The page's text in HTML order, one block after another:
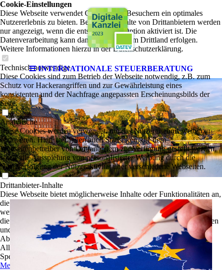
INTERNATIONALE STEUERBERATUNG
Cookie-Einstellungen
Diese Webseite verwendet Cookies, um Besuchern ein optimales
Nutzererlebnis zu bieten. Bestimmte Inhalte von Drittanbietern werden
nur angezeigt, wenn die entsprechende Option aktiviert ist. Die
Datenverarbeitung kann dann auch in einem Drittland erfolgen.
Weitere Informationen hierzu in der Datenschutzerklärung.
Technisch notwendige
Diese Cookies sind zum Betrieb der Webseite notwendig, z.B. zum
Schutz vor Hackerangriffen und zur Gewährleistung eines
konsistenten und der Nachfrage angepassten Erscheinungsbilds der
Seite.
Analytische
Diese Cookies werden verwendet, um das Nutzererlebnis weiter zu
optimieren. Hierunter fallen auch Statistiken, die dem
Webseitenbetreiber von Drittanbietern zur Verfügung gestellt werden,
sowie die Ausspielung von personalisierter Werbung durch die
Nachverfolgung der Nutzeraktivität über verschiedene Webseiten.
Drittanbieter-Inhalte
Diese Webseite bietet möglicherweise Inhalte oder Funktionalitäten an,
die von Drittanbietern eigenverantwortlich zur Verfügung gestellt
werden. Diese Drittanbieter können eigene Cookies setzen, z.B. um
die Nutzeraktivität zu verfolgen oder ihre Angebote zu personalisieren
und zu optimieren.
Ablehnen
Alle akzeptieren
Speichern
Mehr Informationen